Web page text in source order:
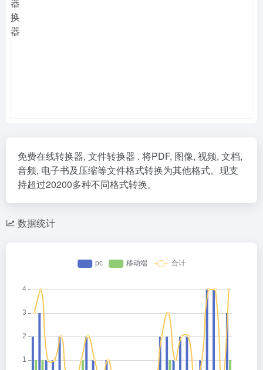
免费在线转换器, 文件转换器 . 将PDF, 图像, 视频, 文档,
音频, 电子书及压缩等文件格式转换为其他格式。现支
持超过20200多种不同格式转换。
数据统计